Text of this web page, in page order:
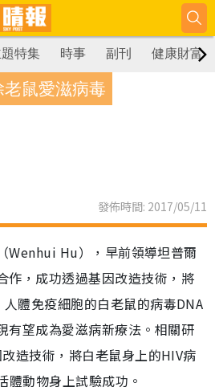
特集 時事 副刊 健康財富
鼠愛滋病毒
發佈時間: 2017/05/11
Wenhui Hu），早前領導坦普爾
作，成功透過基因改造技術，將
體免疫細胞的白老鼠的病毒DNA
有望成為愛滋病新療法。相關研
造技術，將白老鼠身上的HIV病
體動物身上試驗成功。